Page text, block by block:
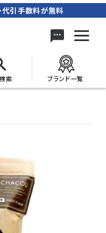
代引手数料が無料
索 ブランド一覧